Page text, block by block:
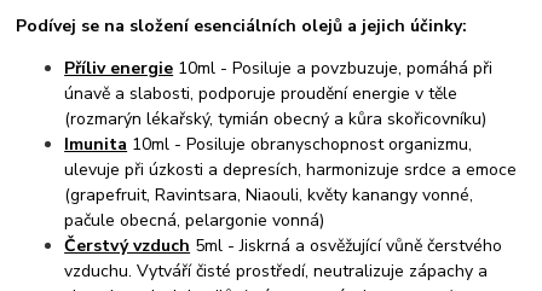
Podívej se na složení esenciálních olejů a jejich účinky:
Příliv energie 10ml - Posiluje a povzbuzuje, pomáhá při
únavě a slabosti, podporuje proudění energie v těle
(rozmarýn lékařský, tymián obecný a kůra skořicovníku)
Imunita 10ml - Posiluje obranyschopnost organizmu,
ulevuje při úzkosti a depresích, harmonizuje srdce a emoce
(grapefruit, Ravintsara, Niaouli, květy kanangy vonné,
pačule obecná, pelargonie vonná)
Čerstvý vzduch 5ml - Jiskrná a osvěžující vůně čerstvého
vzduchu. Vytváří čisté prostředí, neutralizuje zápachy a